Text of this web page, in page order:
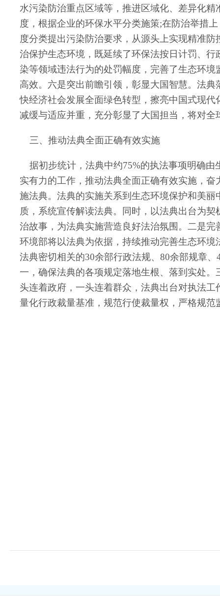
水污染防治重点区域等，推进区域化、差异化
度，根据企业的环保水平分类施策;在防治举措
度分类提出污染防治要求，从源头上实现精准
治保护生态环境，既延续了环保法按日计罚、
染等领域违法行为的处罚幅度，完善了生态环
高效。六是突出前瞻引领，彰显大国智慧。法
快经济社会发展全面绿色转型，擦亮中国式现
减缓与适应并重，充分彰显了大国担当，将对
三、推动法典全面正确有效实施
据初步统计，法典中约75%的执法事项明确由
实有力的工作，推动法典全面正确有效实施，
施法典。法典的实施关系到生态环境保护和美
质，系统宣传解读法典。同时，以法典出台为
治故事，为法典实施营造良好法治氛围。二是
环境部将以法典为依据，持续推动完善生态环
法典密切相关的30余部行政法规、80余部规章
一，确保法典的各项规定落地生根、落到实处
头连着政府，一头连着群众，法典出台对执法
量化行政裁量基准，规范行使裁量权，严格规